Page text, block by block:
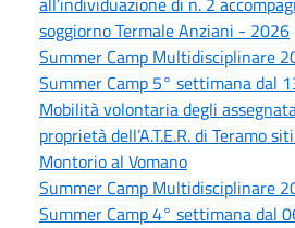
soggiorno Termale Anziani - 2026
Summer Camp Multidisciplinare
Summer Camp 5° settimana dal
Mobilità volontaria degli
proprietà dell’A.T.E.R. di Teramo
Montorio al Vomano
Summer Camp Multidisciplinare
Summer Camp 4° settimana dal